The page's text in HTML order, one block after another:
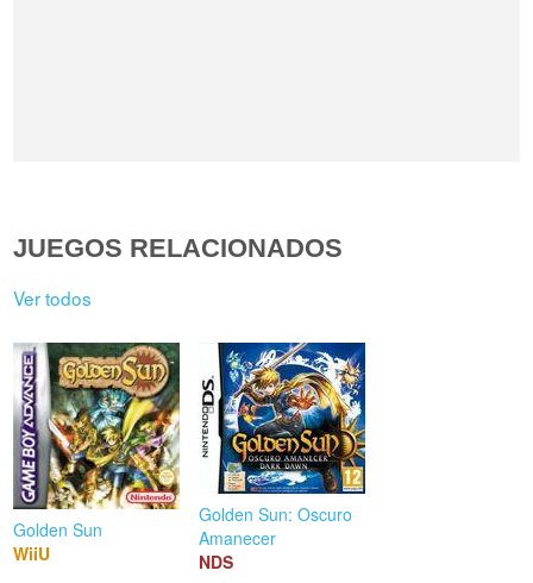
JUEGOS RELACIONADOS
Ver todos
Golden Sun
WiiU
Golden Sun: Oscuro
Amanecer
NDS